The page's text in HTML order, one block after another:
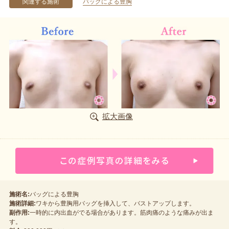
関連する施術 バッグによる豊胸
拡大画像
施術名:バッグによる豊胸
施術詳細:ワキから豊胸用バッグを挿入して、バストアップします。
副作用:一時的に内出血がでる場合があります。筋肉痛のような痛みが出ま
す。